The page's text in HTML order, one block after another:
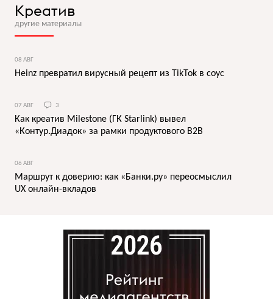
Креатив
другие материалы
08 АВГ
Heinz превратил вирусный рецепт из TikTok в соус
07 АВГ 3
Как креатив Milestone (ГК Starlink) вывел
«Контур.Диадок» за рамки продуктового B2B
06 АВГ
Маршрут к доверию: как «Банки.ру» переосмыслил
UX онлайн-вкладов